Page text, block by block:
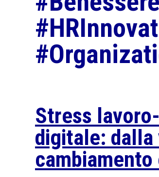
Stress
digitale: